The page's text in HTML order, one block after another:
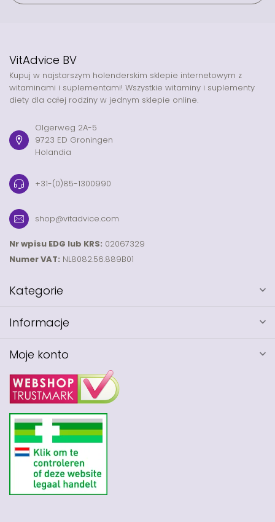
VitAdvice BV
Kupuj w najstarszym holenderskim sklepie internetowym z
witaminami i suplementami! Wszystkie witaminy i suplementy
diety dla całej rodziny w jednym sklepie online.
Olgerweg 2A-5
9723 ED Groningen
Holandia
+31-(0)85-1300990
shop@vitadvice.com
Nr wpisu EDG lub KRS: 02067329
Numer VAT: NL8082.56.889B01
Kategorie
Informacje
Moje konto